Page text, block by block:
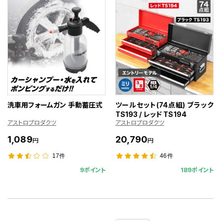
洗車用フォームガン 手動蓄圧式
アストロプロダクツ
1,089円
17件
9ポイント
ツールセット(74点組) ブラック
TS193 / レッド TS194
アストロプロダクツ
20,790円
46件
189ポイント